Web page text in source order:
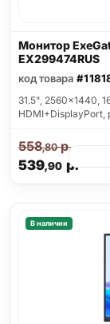
Монитор
EX299474RUS
код товара
31.5", 2560x1440,
HDMI+DisplayPort,
539,90р.
558,80р.
В наличии